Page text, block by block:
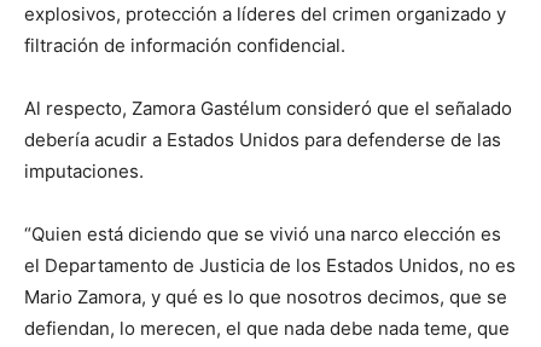
explosivos, protección a líderes del crimen organizado y
filtración de información confidencial.
Al respecto, Zamora Gastélum consideró que el señalado
debería acudir a Estados Unidos para defenderse de las
imputaciones.
“Quien está diciendo que se vivió una narco elección es
el Departamento de Justicia de los Estados Unidos, no es
Mario Zamora, y qué es lo que nosotros decimos, que se
defiendan, lo merecen, el que nada debe nada teme, que